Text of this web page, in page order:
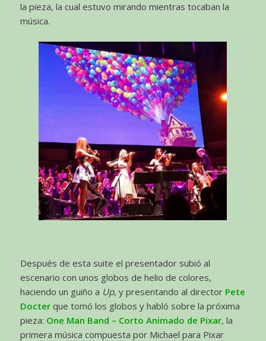
la pieza, la cual estuvo mirando mientras tocaban la
música.
Después de esta suite el presentador subió al
escenario con unos globos de helio de colores,
haciendo un guiño a Up, y presentando al director Pete
Docterque tomó los globos y habló sobre la próxima
pieza: One Man Band – Corto Animado de Pixar, la
primera música compuesta por Michael para Pixar